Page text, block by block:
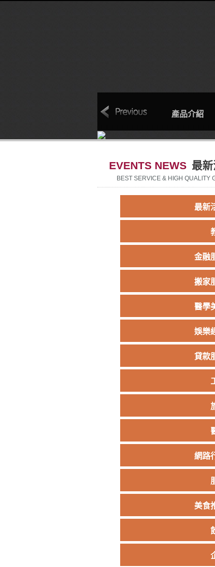
回首頁 產品介紹
EVENTS NEWS 最
BEST SERVICE & HIGH QUALITY
最新
金融
搬家
醫學
娛樂
貸款
網路
美食